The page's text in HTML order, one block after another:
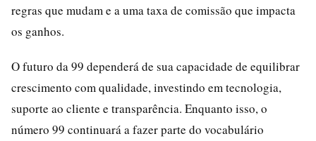
regras que mudam e a uma taxa de comissão que impacta
os ganhos.
O futuro da 99 dependerá de sua capacidade de equilibrar
crescimento com qualidade, investindo em tecnologia,
suporte ao cliente e transparência. Enquanto isso, o
número 99 continuará a fazer parte do vocabulário